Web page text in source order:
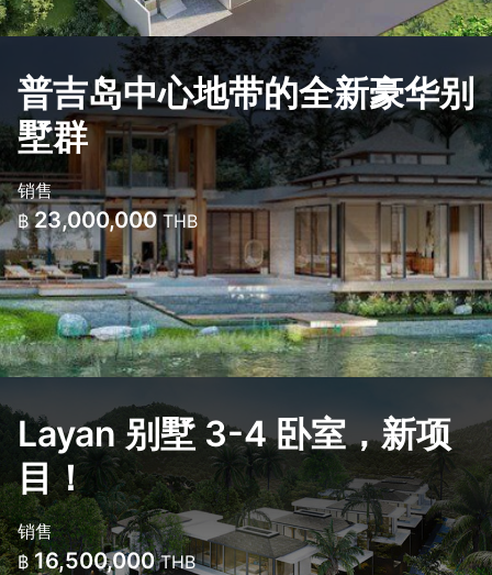
普吉岛中心地带的全新豪华别
墅群
销售
฿ 23,000,000THB
Layan 别墅 3-4 卧室，新项
目！
销售
฿ 16,500,000THB